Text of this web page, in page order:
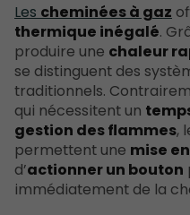
Les cheminées à gaz
thermique inégalé.
produire une chaleur
se distinguent des
traditionnels.
qui nécessitent un
gestion des flammes,
permettent une mise
d’actionner un bouton
immédiatement de la